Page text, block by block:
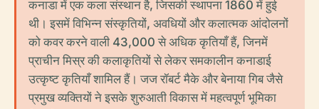
कनाडा में एक कला संस्थान है, जिसकी स्थापना 1860 में हुई
थी। इसमें विभिन्न संस्कृतियों, अवधियों और कलात्मक आंदोलनों
को कवर करने वाली 43,000 से अधिक कृतियाँ हैं, जिनमें
प्राचीन मिस्र की कलाकृतियों से लेकर समकालीन कनाडाई
उत्कृष्ट कृतियाँ शामिल हैं। जज रॉबर्ट मैके और बेनाया गिब जैसे
प्रमुख व्यक्तियों ने इसके शुरुआती विकास में महत्वपूर्ण भूमिका